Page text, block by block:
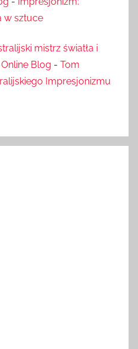
w sztuce
mistrz światła i
Blog - Tom
Impresjonizmu